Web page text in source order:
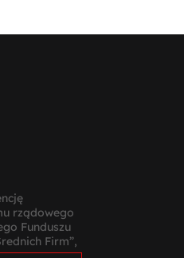
rządowego
Funduszu
Firm”,